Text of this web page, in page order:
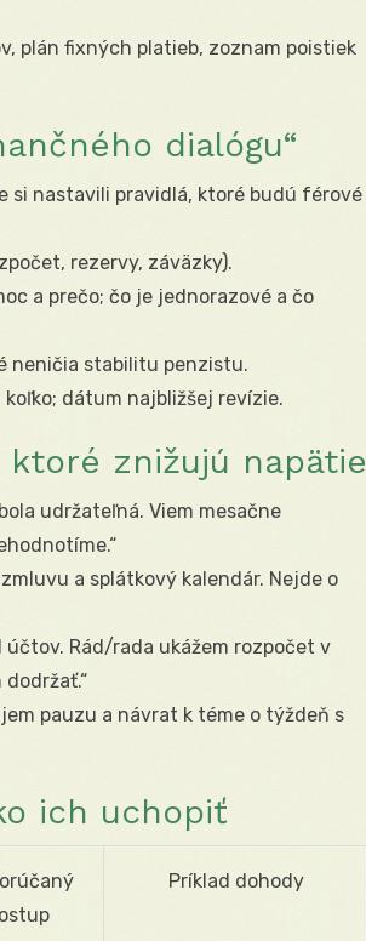
plán fixných platieb, zoznam poistiek
dialógu“
si nastavili pravidlá, ktoré budú férové
rezervy, záväzky).
a prečo; čo je jednorazové a čo
neničia stabilitu penzistu.
dátum najbližšej revízie.
znižujú napätie
udržateľná. Viem mesačne
a splátkový kalendár. Nejde o
Rád/rada ukážem rozpočet v
pauzu a návrat k téme o týždeň s
ich uchopiť
Príklad dohody